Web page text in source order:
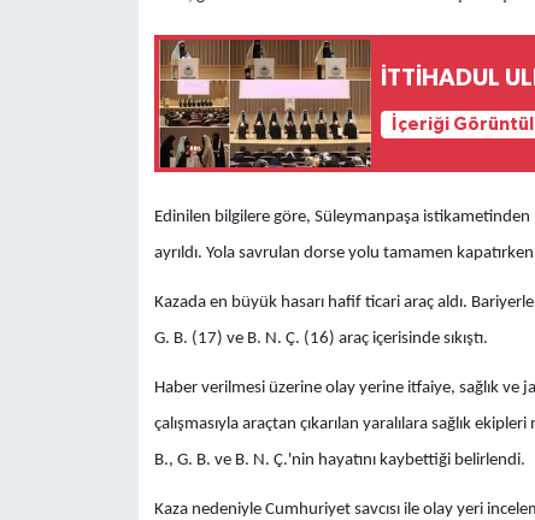
İTTİHADUL
İçeriği
Edinilen bilgilere göre, Süleymanpaşa
ayrıldı. Yola savrulan dorse yolu tamamen
Kazada en büyük hasarı hafif ticari araç aldı.
G. B. (17) ve B. N. Ç. (16) araç içerisinde sıkıştı.
Haber verilmesi üzerine olay yerine itfaiye, sağlık
çalışmasıyla araçtan çıkarılan yaralılara sağlık
B., G. B. ve B. N. Ç.'nin hayatını kaybettiği belirlendi.
Kaza nedeniyle Cumhuriyet savcısı ile olay yeri